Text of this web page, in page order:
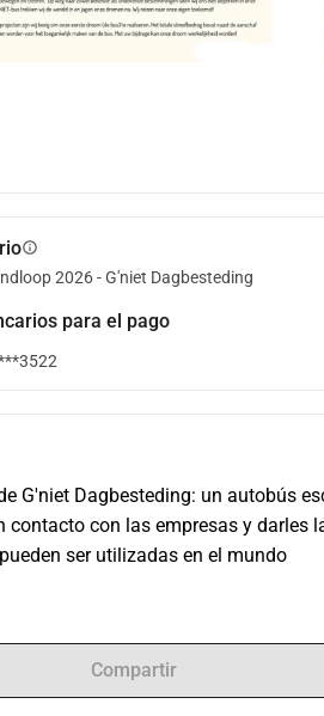
info
2026 - G'niet Dagbesteding
para el pago
G'niet Dagbesteding: un autobús
contacto con las empresas y darles
ser utilizadas en el mundo
Compartir